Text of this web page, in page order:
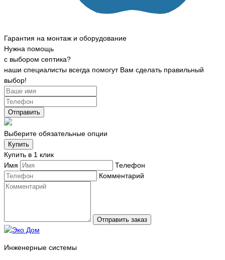
Гарантия на монтаж и оборудование
Нужна помощь
c выбором септика?
наши специалисты всегда помогут Вам сделать правильный
выбор!
Отправить
Выберите обязательные опции
Купить
Купить в 1 клик
Имя
Телефон
Комментарий
Отправить заказ
Инженерные системы